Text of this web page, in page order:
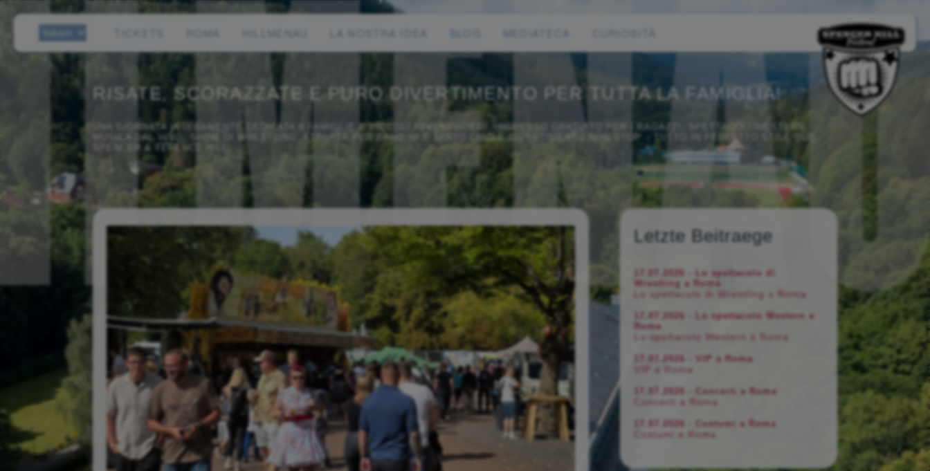
RISATE, SCORAZZATE E PURO DIVERTIMENTO PER TUTTA LA FAMIGLIA!
UNA GIORNATA INTERAMENTE DEDICATA A FAMIGLIE E PICCOLI AVVENTURIERI: INGRESSO GRATUITO PER I RAGAZZI, SPETTACOLI WESTERN,
MUSICA DAL VIVO, SHOW DI WRESTLING, ATTIVITÀ PER BAMBINI E TANTO CIBO E DIVERTIMENTO NON-STOP – TUTTO IN PERFETTO STILE BUD
SPENCER & TERENCE HILL.
TICKETS ROMA HILLMENAU LA NOSTRA IDEA MEDIATECA
Letzte Beitraege
17.07.2026 - Lo spettacolo di
Wrestling a Roma
Lo spettacolo di Wrestling a Roma
17.07.2026 - Lo spettacolo Western a
Roma
Lo spettacolo Western a Roma
17.07.2026 - VIP a Roma
VIP a Roma
17.07.2026 - Concerti a Roma
Concerti a Roma
17.07.2026 - Costumi a Roma
Costumi a Roma